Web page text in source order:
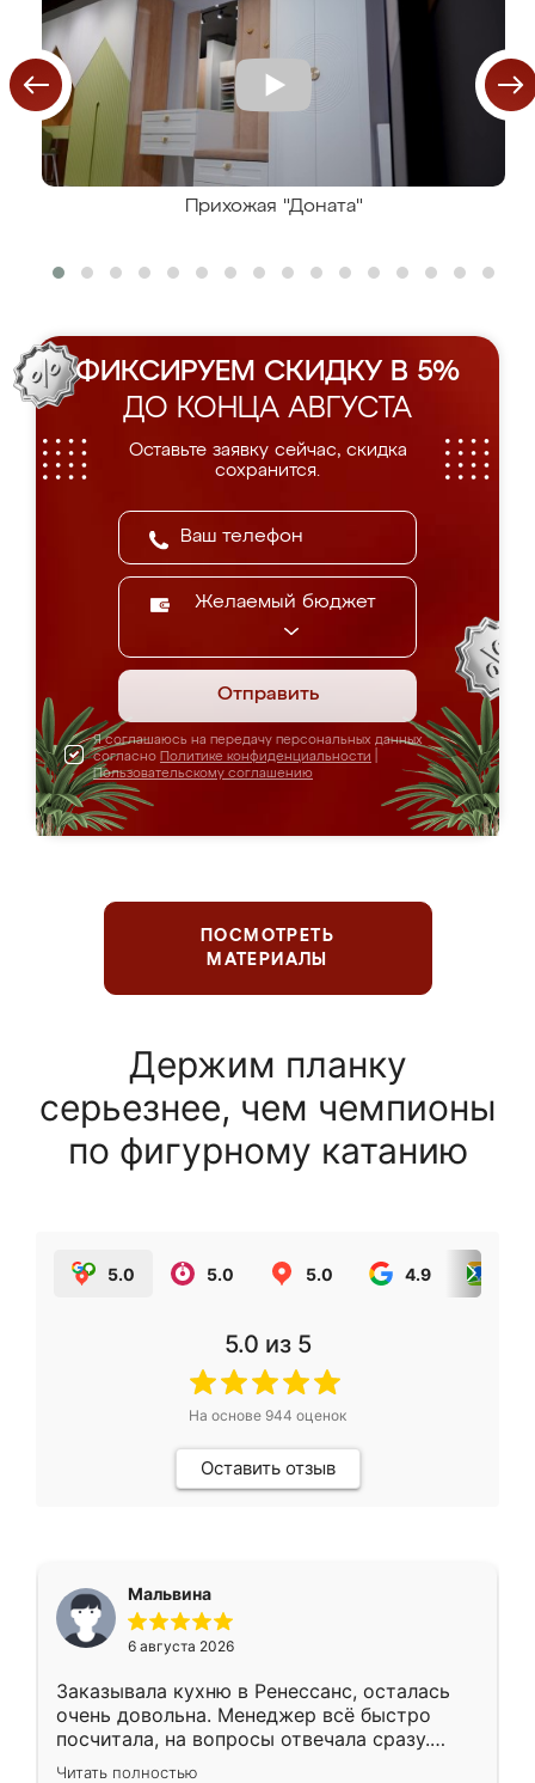
Прихожая "Доната"
ФИКСИРУЕМ СКИДКУ В 5%
ДО КОНЦА АВГУСТА
Оставьте заявку сейчас, скидка
сохранится.
Желаемый бюджет
Отправить
Я соглашаюсь на передачу персональных данных
согласно Политике конфиденциальности
Пользовательскому соглашению
ПОСМОТРЕТЬ
МАТЕРИАЛЫ
Держим планку
серьезнее, чем чемпионы
по фигурному катанию
5.0 5.0 5.0 4.9
5.0 из 5
На основе 944 оценок
Оставить отзыв
Мальвина
6 августа 2026
Заказывала кухню в Ренессанс, осталась
очень довольна. Менеджер всё быстро
посчитала, на вопросы отвечала сразу.
Замерщик приехал в субботу, подошёл к
Читать полностью